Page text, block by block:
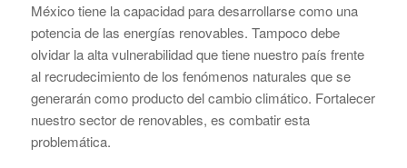
México tiene la capacidad para desarrollarse como una
potencia de las energías renovables. Tampoco debe
olvidar la alta vulnerabilidad que tiene nuestro país frente
al recrudecimiento de los fenómenos naturales que se
generarán como producto del cambio climático. Fortalecer
nuestro sector de renovables, es combatir esta
problemática.